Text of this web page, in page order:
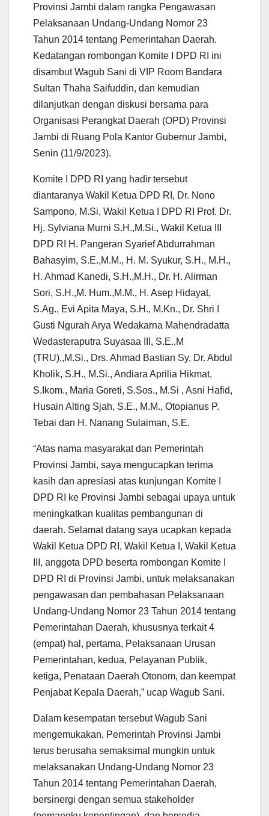
p
k
m
Provinsi Jambi dalam rangka Pengawasan
Pelaksanaan Undang-Undang Nomor 23
Tahun 2014 tentang Pemerintahan Daerah.
Kedatangan rombongan Komite I DPD RI ini
disambut Wagub Sani di VIP Room Bandara
Sultan Thaha Saifuddin, dan kemudian
dilanjutkan dengan diskusi bersama para
Organisasi Perangkat Daerah (OPD) Provinsi
Jambi di Ruang Pola Kantor Gubernur Jambi,
Senin (11/9/2023).
Komite I DPD RI yang hadir tersebut
diantaranya Wakil Ketua DPD RI, Dr. Nono
Sampono, M.Si, Wakil Ketua I DPD RI Prof. Dr.
Hj. Sylviana Murni S.H.,M.Si., Wakil Ketua III
DPD RI H. Pangeran Syarief Abdurrahman
Bahasyim, S.E.,M.M., H. M. Syukur, S.H., M.H.,
H. Ahmad Kanedi, S.H.,M.H., Dr. H. Alirman
Sori, S.H.,M. Hum.,M.M., H. Asep Hidayat,
S.Ag., Evi Apita Maya, S.H., M.Kn., Dr. Shri I
Gusti Ngurah Arya Wedakarna Mahendradatta
Wedasteraputra Suyasaa III, S.E.,M
(TRU).,M.Si., Drs. Ahmad Bastian Sy, Dr. Abdul
Kholik, S.H., M.Si., Andiara Aprilia Hikmat,
S.Ikom., Maria Goreti, S.Sos., M.Si , Asni Hafid,
Husain Alting Sjah, S.E., M.M., Otopianus P.
Tebai dan H. Nanang Sulaiman, S.E.
“Atas nama masyarakat dan Pemerintah
Provinsi Jambi, saya mengucapkan terima
kasih dan apresiasi atas kunjungan Komite I
DPD RI ke Provinsi Jambi sebagai upaya untuk
meningkatkan kualitas pembangunan di
daerah. Selamat datang saya ucapkan kepada
Wakil Ketua DPD RI, Wakil Ketua I, Wakil Ketua
III, anggota DPD beserta rombongan Komite I
DPD RI di Provinsi Jambi, untuk melaksanakan
pengawasan dan pembahasan Pelaksanaan
Undang-Undang Nomor 23 Tahun 2014 tentang
Pemerintahan Daerah, khususnya terkait 4
(empat) hal, pertama, Pelaksanaan Urusan
Pemerintahan, kedua, Pelayanan Publik,
ketiga, Penataan Daerah Otonom, dan keempat
Penjabat Kepala Daerah,” ucap Wagub Sani.
Dalam kesempatan tersebut Wagub Sani
mengemukakan, Pemerintah Provinsi Jambi
terus berusaha semaksimal mungkin untuk
melaksanakan Undang-Undang Nomor 23
Tahun 2014 tentang Pemerintahan Daerah,
bersinergi dengan semua stakeholder